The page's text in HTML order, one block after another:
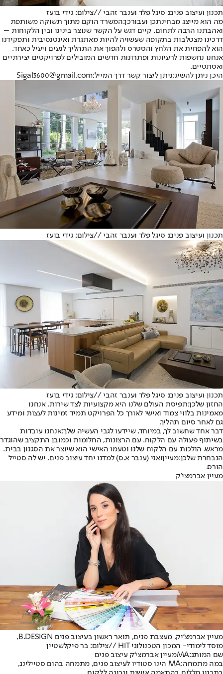
תכנון ועיצוב פנים: סיגל פלד וענבר זהבי //צילום: גידי בועז
מה הוא מייצג מבחינתכן ועבורכן:המשרד הוקם מתוך תשוקה משותפת
ואהבתנו הרבה לתחום. קיים דגש על הקשר שנוצר בינינו ובין הלקוחות –
דרכינו מצטלבות בתקופה שעשויה להיות מאתגרת ואינטנסיבית ותפקידנו
הוא להפחית את הלחץ והסטרס ולהפוך את התהליך לנעים ויעיל כאחד.
אנחנו נחשפות לרעיונות ופתרונות חדשים המובילים לפרויקטים יצירתיים
ואסתטיים.
היכן ניתן להשיג:ניתן ליצור קשר דרך המייל:Sigal3600@gmail.com
תכנון ועיצוב פנים: סיגל פלד וענבר זהבי //צילום: גידי בועז
תכנון ועיצוב פנים: סיגל פלד וענבר זהבי //צילום: גידי בועז
החזון שלכן:תפיסת העולם שלנו היא מקצועיות לצד שירות. אנחנו
מאמינות בלווי צמוד ואישי לאורך כל הפרויקט תמיד זמינות לעצות ומידע
גם לאחר סיום תהליך.
דבר אחד שחשוב לך, במיוחד, שיידעו לגבי העשיה שלך:אנחנו עובדות
בשיתוף פעולה עם הלקוח. עם הרצונות, החלומות וכמובן התקציב שהוגדר
מראש. הולכות עם הלקוח שלנו וטעמו האישי הוא שיוצר את הסגנון בבית.
הנבחרת שלכן:מעייןואני (ענבר א.ס) למדנו יחד עיצוב פנים. יש לה סטייל
הורס.
מעיין אברמצי'ק
מעיין אברמצ'יק, מעצבת פנים, תואר ראשון בעיצוב פנים B.DESIGN,
מוסד לימודי- המכון הטכנולוגי HIT //צילום: בר פיקלשטיין
שם המותג:MAמעיין אברמצי'ק עיצוב פנים
במה מתמחה:
MA הינו סטודיו לעיצוב פנים, מתמחה בהום סטיילינג,